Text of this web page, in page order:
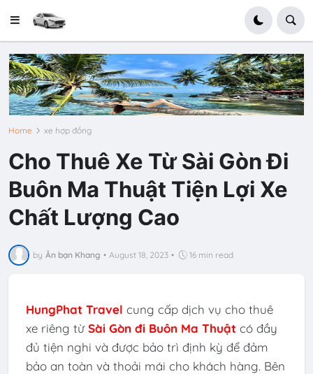
Home xe hợp đồng
Cho Thuê Xe Từ Sài Gòn Đi
Buôn Ma Thuật Tiện Lợi Xe
Chất Lượng Cao
by Ân bạn Khang • August 18, 2023 • 16 min read
HungPhat Travel cung cấp dịch vụ cho thuê
xe riêng từ Sài Gòn đi Buôn Ma Thuật có đầy
đủ tiện nghi và được bảo trì định kỳ để đảm
bảo an toàn và thoải mái cho khách hàng. Bên